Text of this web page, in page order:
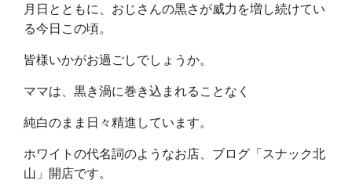
月日とともに、おじさんの黒さが威力を増し続けてい
る今日この頃。
皆様いかがお過ごしでしょうか。
ママは、黒き渦に巻き込まれることなく
純白のまま日々精進しています。
ホワイトの代名詞のようなお店、ブログ「スナック北
山」開店です。